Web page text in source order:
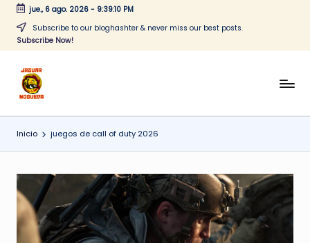
Saltar
jue., 6 ago. 2026- 9:39:10 PM
Subscribe to our bloghashter & never miss our best posts.
Subscribe Now!
J
a
g
a
r
N
CONTENIDO
Inicio juegos de call of duty 2026